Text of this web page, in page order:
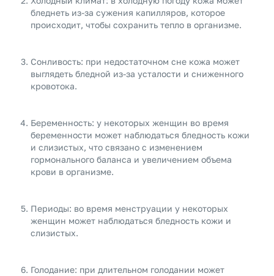
бледнеть из-за сужения капилляров, которое
происходит, чтобы сохранить тепло в организме.
Сонливость: при недостаточном сне кожа может
выглядеть бледной из-за усталости и сниженного
кровотока.
Беременность: у некоторых женщин во время
беременности может наблюдаться бледность кожи
и слизистых, что связано с изменением
гормонального баланса и увеличением объема
крови в организме.
Периоды: во время менструации у некоторых
женщин может наблюдаться бледность кожи и
слизистых.
Голодание: при длительном голодании может